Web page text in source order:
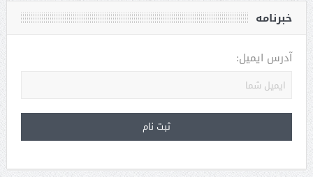
خبرنامه
آدرس ایمیل: